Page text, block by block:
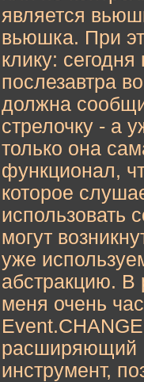
является
вьюшка. При
клику:
послезавтра
должна
стрелочку - а
только она
функционал,
которое
использовать
могут
уже
абстракцию. В
меня очень
расширяющий
инструмент,